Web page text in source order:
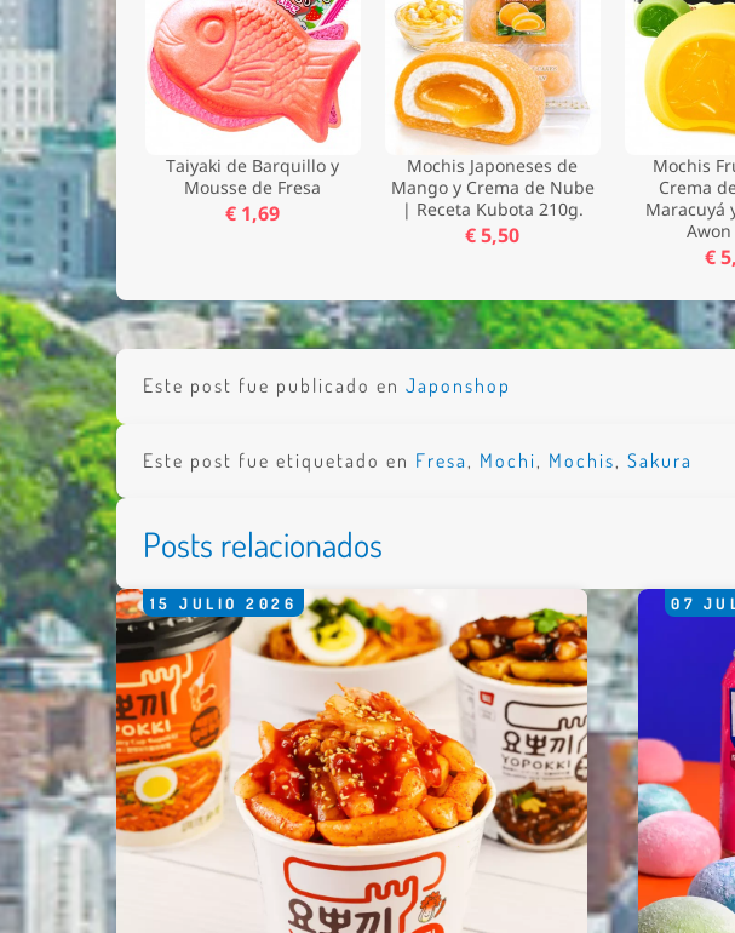
Taiyaki de Barquillo y
Mousse de Fresa
€ 1,69
Mochis Japoneses de
Mango y Crema de Nube
| Receta Kubota 210g.
€ 5,50
Mochis
Crema
Maracuyá
€
Este post fue publicado enJaponshop
Este post fue etiquetado en Fresa , Mochi, Mochis,Sakura
Posts relacionados
15 JULIO 2026 07
Nombre *
Email *
Comentario *